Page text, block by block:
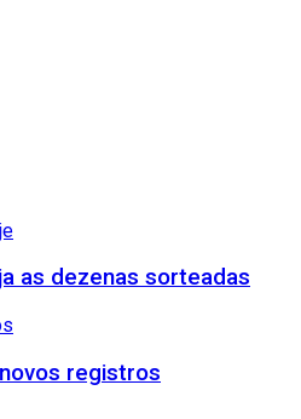
as dezenas sorteadas
registros